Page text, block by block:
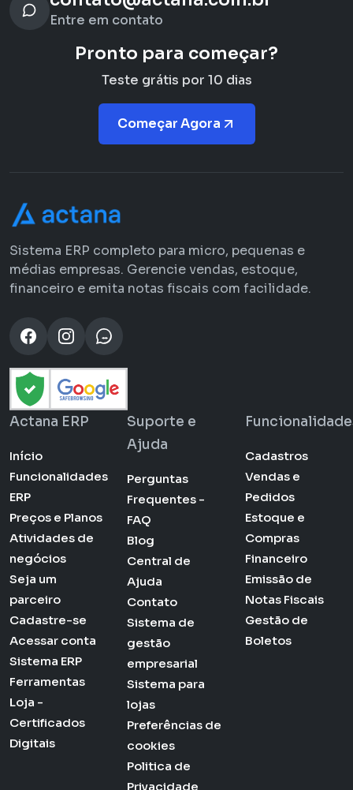
Entre em contato
Pronto para começar?
Teste grátis por 10 dias
Começar Agora
Sistema ERP completo para micro, pequenas e
médias empresas. Gerencie vendas, estoque,
financeiro e emita notas fiscais com facilidade.
Actana ERP
Início
Funcionalidades
ERP
Preços e Planos
Atividades de
negócios
Seja um
parceiro
Cadastre-se
Acessar conta
Sistema ERP
Ferramentas
Loja -
Certificados
Digitais
Suporte e
Ajuda
Perguntas
Frequentes -
FAQ
Blog
Central de
Ajuda
Contato
Sistema de
gestão
empresarial
Sistema para
lojas
Preferências de
cookies
Politica de
Privacidade
Cadastros
Vendas e
Pedidos
Estoque e
Compras
Financeiro
Emissão de
Notas Fiscais
Gestão de
Boletos